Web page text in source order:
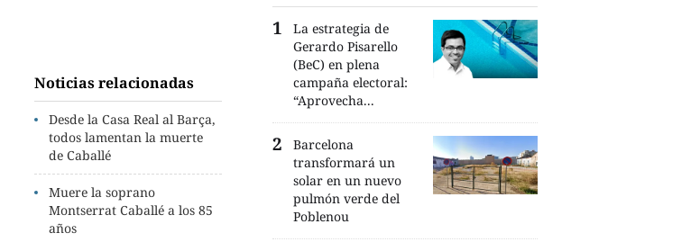
Noticias relacionadas
Desde la Casa Real al Barça,
todos lamentan la muerte
de Caballé
Muere la soprano
Montserrat Caballé a los 85
años
La estrategia de
Gerardo Pisarello
(BeC) en plena
campaña electoral:
“Aprovecha...
Barcelona
transformará un
solar en un nuevo
pulmón verde del
Poblenou